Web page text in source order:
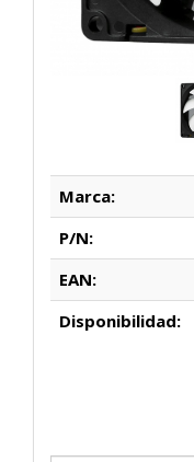
Marca:
P/N:
EAN:
Disponibilidad: